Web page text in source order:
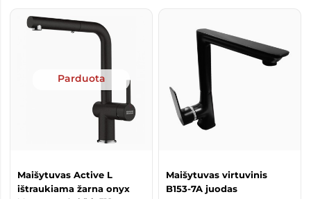
Parduota
Maišytuvas Active L
ištraukiama žarna onyx
Maišytuvas virtuvinis
B153-7A juodas